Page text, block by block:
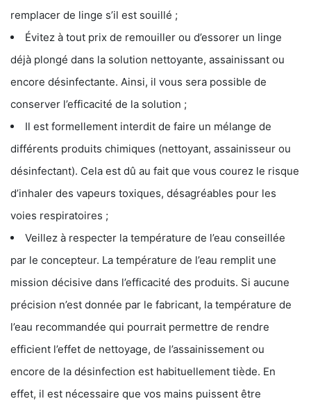
remplacer de linge s’il est souillé ;
Évitez à tout prix de remouiller ou d’essorer un linge
déjà plongé dans la solution nettoyante, assainissant ou
encore désinfectante. Ainsi, il vous sera possible de
conserver l’efficacité de la solution ;
Il est formellement interdit de faire un mélange de
différents produits chimiques (nettoyant, assainisseur ou
désinfectant). Cela est dû au fait que vous courez le risque
d’inhaler des vapeurs toxiques, désagréables pour les
voies respiratoires ;
Veillez à respecter la température de l’eau conseillée
par le concepteur. La température de l’eau remplit une
mission décisive dans l’efficacité des produits. Si aucune
précision n’est donnée par le fabricant, la température de
l’eau recommandée qui pourrait permettre de rendre
efficient l’effet de nettoyage, de l’assainissement ou
encore de la désinfection est habituellement tiède. En
effet, il est nécessaire que vos mains puissent être